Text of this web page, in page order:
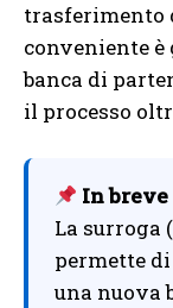
trasferimento
conveniente
banca di
il processo
In breve
La surroga
permette
una nuova